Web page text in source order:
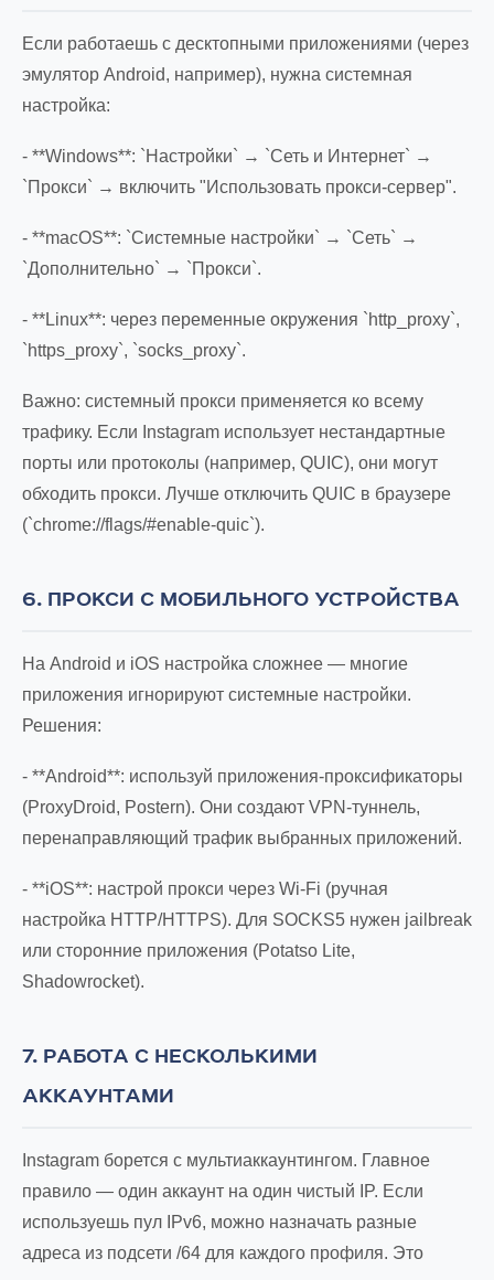
Если работаешь с десктопными приложениями (через
эмулятор Android, например), нужна системная
настройка:
- **Windows**: `Настройки` → `Сеть и Интернет` →
`Прокси` → включить "Использовать прокси-сервер".
- **macOS**: `Системные настройки` → `Сеть` →
`Дополнительно` → `Прокси`.
- **Linux**: через переменные окружения `http_proxy`,
`https_proxy`, `socks_proxy`.
Важно: системный прокси применяется ко всему
трафику. Если Instagram использует нестандартные
порты или протоколы (например, QUIC), они могут
обходить прокси. Лучше отключить QUIC в браузере
(`chrome://flags/#enable-quic`).
6. ПРОКСИ С МОБИЛЬНОГО УСТРОЙСТВА
На Android и iOS настройка сложнее — многие
приложения игнорируют системные настройки.
Решения:
- **Android**: используй приложения-проксификаторы
(ProxyDroid, Postern). Они создают VPN-туннель,
перенаправляющий трафик выбранных приложений.
- **iOS**: настрой прокси через Wi-Fi (ручная
настройка HTTP/HTTPS). Для SOCKS5 нужен jailbreak
или сторонние приложения (Potatso Lite,
Shadowrocket).
7. РАБОТА С НЕСКОЛЬКИМИ
АККАУНТАМИ
Instagram борется с мультиаккаунтингом. Главное
правило — один аккаунт на один чистый IP. Если
используешь пул IPv6, можно назначать разные
адреса из подсети /64 для каждого профиля. Это